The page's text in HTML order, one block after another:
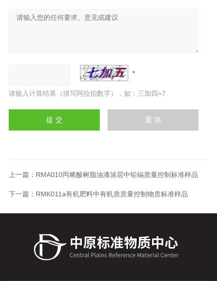
请输入计算结果（填写阿拉伯数字），如：三加四=7
上一篇： RMA010丙烯酸树脂油漆涂层中铅镉质量控制标准样品
下一篇： RMK011a有机肥料中有机质质量控制物质标准样品